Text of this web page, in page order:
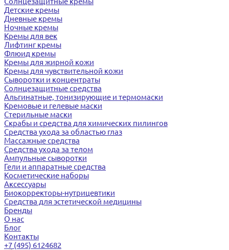
Детские кремы
Дневные кремы
Ночные кремы
Кремы для век
Лифтинг кремы
Флюид кремы
Кремы для жирной кожи
Кремы для чувствительной кожи
Сыворотки и концентраты
Солнцезащитные средства
Альгинатные, тонизирующие и термомаски
Кремовые и гелевые маски
Стерильные маски
Скрабы и средства для химических пилингов
Средства ухода за областью глаз
Массажные средства
Средства ухода за телом
Ампульные сыворотки
Гели и аппаратные средства
Косметические наборы
Аксессуары
Биокорректоры-нутрицевтики
Средства для эстетической медицины
Бренды
О нас
Блог
Контакты
+7 (495) 6124682